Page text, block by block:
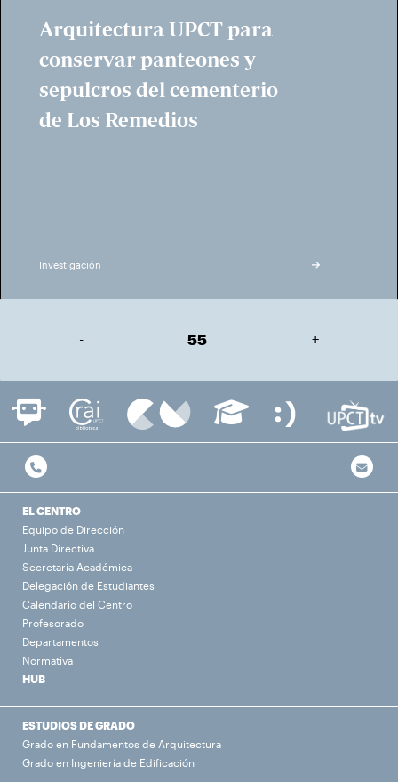
Arquitectura UPCT para
conservar panteones y
sepulcros del cementerio
de Los Remedios
Investigación
- 55 +
EL CENTRO
Equipo de Dirección
Junta Directiva
Secretaría Académica
Delegación de Estudiantes
Calendario del Centro
Profesorado
Departamentos
Normativa
HUB
ESTUDIOS DE GRADO
Grado en Fundamentos de Arquitectura
Grado en Ingeniería de Edificación